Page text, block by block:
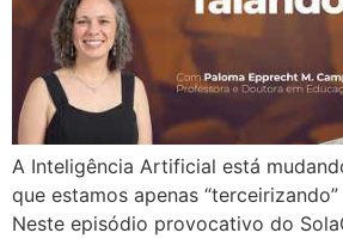
A Inteligência Artificial está
que estamos apenas
Neste episódio provocativo do